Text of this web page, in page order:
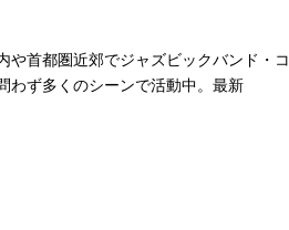
や首都圏近郊でジャズビックバンド・コ
わず多くのシーンで活動中。最新